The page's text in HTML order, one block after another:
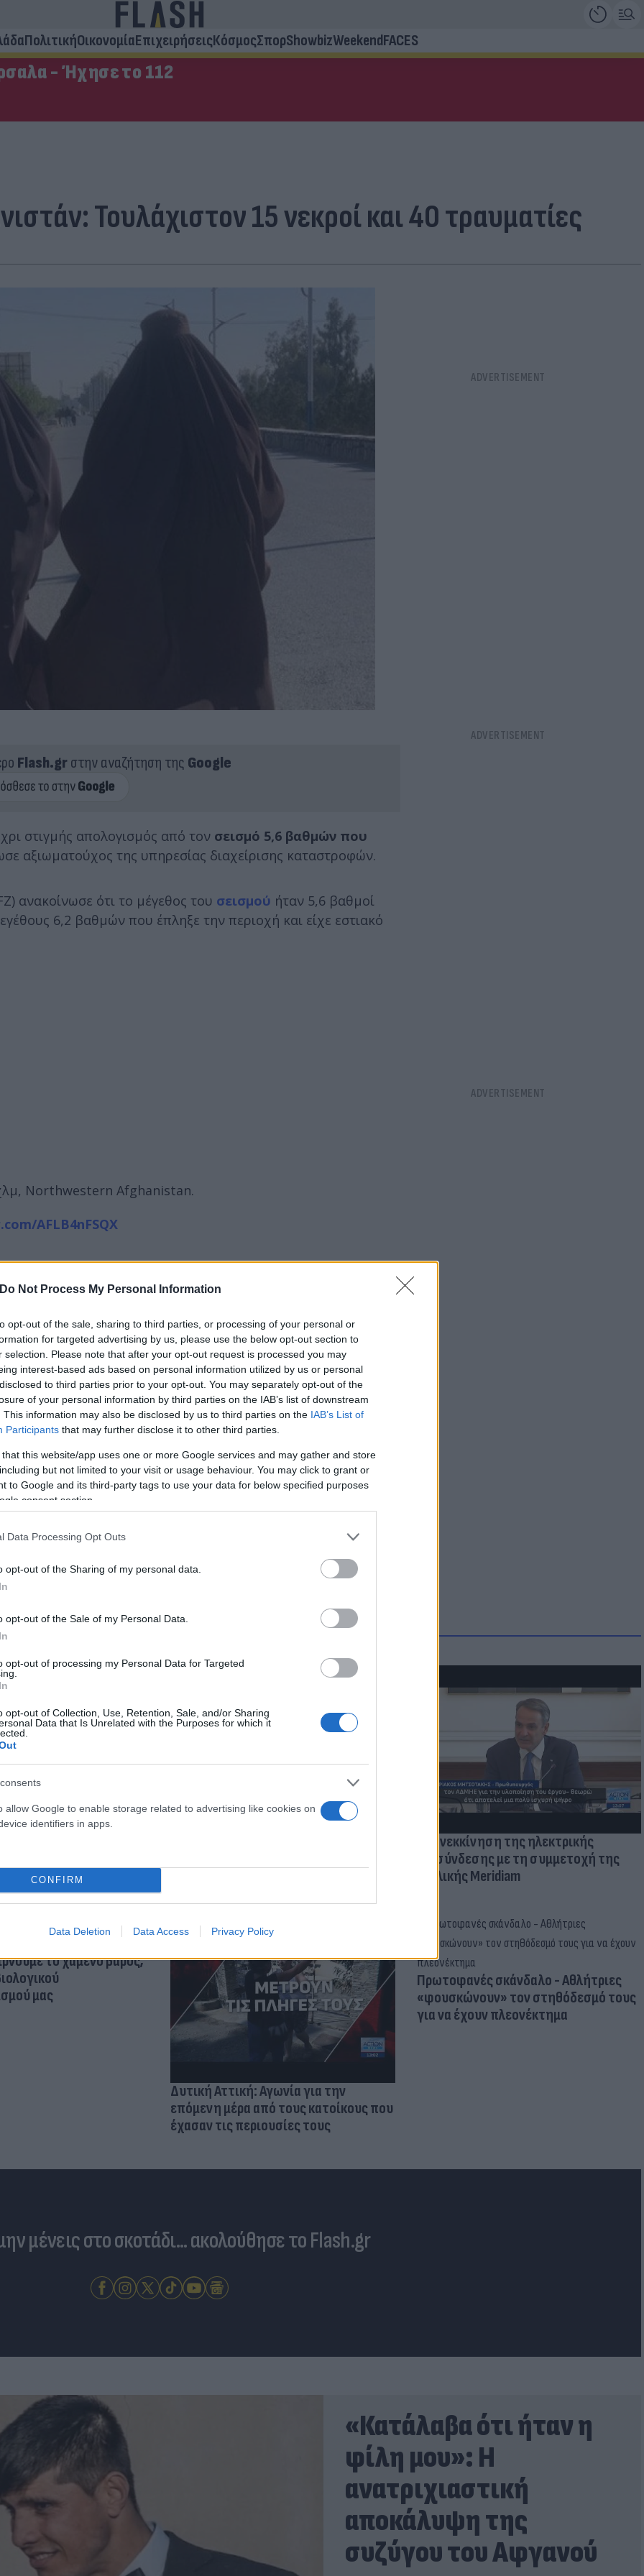
Do Not Process My Personal Information
opt-out of the sale, sharing to third parties, or processing of your personal or
for targeted advertising by us, please use the below opt-out section to
selection. Please note that after your opt-out request is processed you may
interest-based ads based on personal information utilized by us or personal
to third parties prior to your opt-out. You may separately opt-out of the
of your personal information by third parties on the IAB’s list of downstream
This information may also be disclosed by us to third parties on the IAB’s List of
Participants that may further disclose it to other third parties.
that this website/app uses one or more Google services and may gather and store
but not limited to your visit or usage behaviour. You may click to grant or
to Google and its third-party tags to use your data for below specified purposes
consent section.
Data Processing Opt Outs
opt-out of the Sharing of my personal data.
opt-out of the Sale of my Personal Data.
opt-out of processing my Personal Data for Targeted
opt-out of Collection, Use, Retention, Sale, and/or Sharing
Data that Is Unrelated with the Purposes for which it
allow Google to enable storage related to advertising like cookies on
identifiers in apps.
CONFIRM
Data Deletion Data Access Privacy Policy
ΠολιτικήΟικονομίαΕπιχειρήσειςΚόσμοςΣπορShowbizWeekendFACES
- Ήχησε το 112
Τουλάχιστον 15 νεκροί και 40 τραυματίες
Flash.grστην αναζήτηση της Google
στιγμής απολογισμός από τον σεισμό 5,6 βαθμών που
αξιωματούχος της υπηρεσίας διαχείρισης καταστροφών.
ανακοίνωσε ότι το μέγεθος του σεισμού ήταν 5,6 βαθμοί
6,2 βαθμών που έπληξε την περιοχή και είχε εστιακό
Northwestern Afghanistan.
AFLB4nFSQX
για Κωνσταντέλια
Skin dysmorphia: Όταν η εμμονή με το
«τέλειο» δέρμα αποτελεί πρόβλημα
Επανεκκίνηση της ηλεκτρικής
διασύνδεσης με τη συμμετοχή της
Γαλλικής Meridiam
το χαμένο βάρος;
μας
Δυτική Αττική: Αγωνία για την
επόμενη μέρα από τους κατοίκους που
έχασαν τις περιουσίες τους
Πρωτοφανές σκάνδαλο - Aθλήτριες
«φουσκώνουν» τον στηθόδεσμό τους
για να έχουν πλεονέκτημα
μένεις στο σκοτάδι... ακολούθησε το Flash.gr
«Κατάλαβα ότι ήταν η
φίλη μου»: Η
ανατριχιαστική
αποκάλυψη της
συζύγου του Αφγανού